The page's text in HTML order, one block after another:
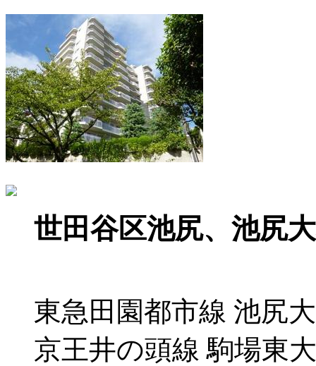
世田谷区池尻、池尻
東急田園都市線 池尻
京王井の頭線 駒場東